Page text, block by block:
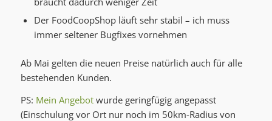
Der FoodCoopShop läuft sehr stabil – ich muss
immer seltener Bugfixes vornehmen
Ab Mai gelten die neuen Preise natürlich auch für alle
bestehenden Kunden.
PS: Mein Angebotwurde geringfügig angepasst
(Einschulung vor Ort nur noch im 50km-Radius von